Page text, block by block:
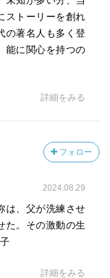
ストーリーを創れ
の著名人も多く登
能に関心を持つの
詳細をみる
フォロー
2024.08.29
は、父が洗練させ
た。その激動の生
詳細をみる